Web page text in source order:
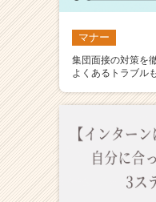
マナー
集団面接の対策を
よくあるトラブル